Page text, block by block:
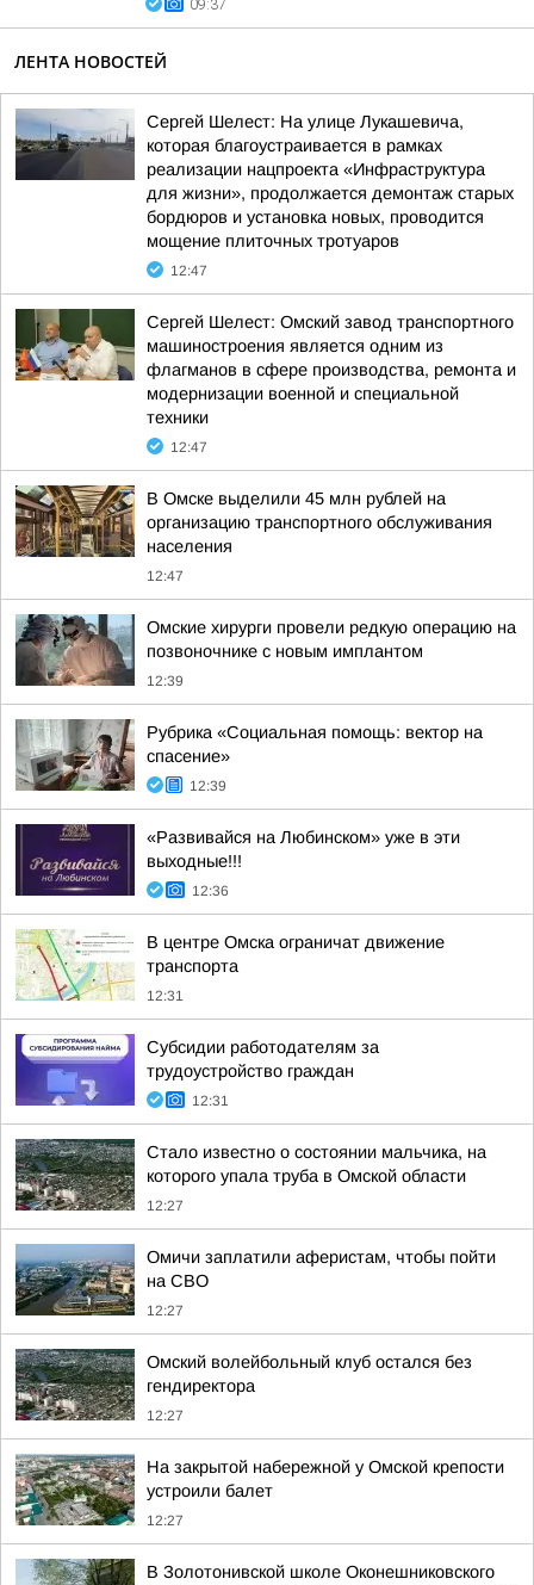
09:37
ЛЕНТА НОВОСТЕЙ
Сергей Шелест: На улице Лукашевича,
которая благоустраивается в рамках
реализации нацпроекта «Инфраструктура
для жизни», продолжается демонтаж старых
бордюров и установка новых, проводится
мощение плиточных тротуаров
12:47
Сергей Шелест: Омский завод транспортного
машиностроения является одним из
флагманов в сфере производства, ремонта и
модернизации военной и специальной
техники
12:47
В Омске выделили 45 млн рублей на
организацию транспортного обслуживания
населения
12:47
Омские хирурги провели редкую операцию на
позвоночнике с новым имплантом
12:39
Рубрика «Социальная помощь: вектор на
спасение»
12:39
«Развивайся на Любинском» уже в эти
выходные!!!
12:36
В центре Омска ограничат движение
транспорта
12:31
Субсидии работодателям за
трудоустройство граждан
12:31
Стало известно о состоянии мальчика, на
которого упала труба в Омской области
12:27
Омичи заплатили аферистам, чтобы пойти
на СВО
12:27
Омский волейбольный клуб остался без
гендиректора
12:27
На закрытой набережной у Омской крепости
устроили балет
12:27
В Золотонивской школе Оконешниковского